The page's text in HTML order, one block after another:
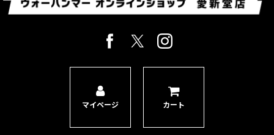
24,100円(税込)
6体のナーグリング付属（巨体のせいで押し潰さ
れた1体を含む）。武器オプションは4種類から、
[マゴットキン・オヴ・ナーグル] ナーグリング
97-18]
1点
マイページ カート